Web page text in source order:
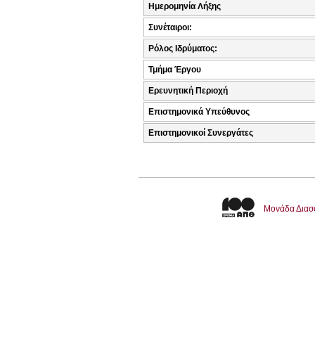
Ημερομηνία Λήξης
Συνέταιροι:
Ρόλος Ιδρύματος:
Τμήμα Έργου
Ερευνητική Περιοχή
Επιστημονικά Υπεύθυνος
Επιστημονικοί Συνεργάτες
Μονάδα